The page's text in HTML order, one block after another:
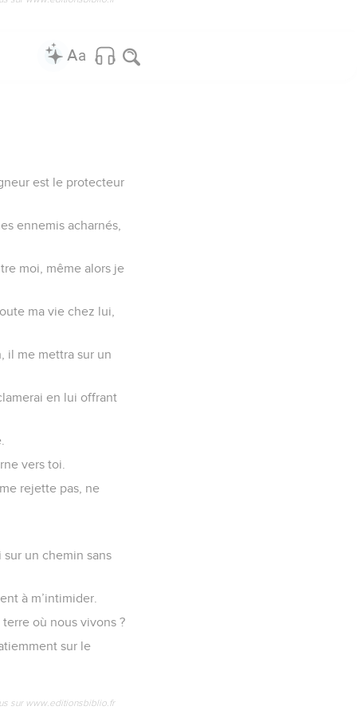
est le protecteur
ennemis acharnés,
moi, même alors je
ma vie chez lui,
il me mettra sur un
en lui offrant
vers toi.
rejette pas, ne
un chemin sans
à m’intimider.
où nous vivons ?
sur le
sur www.editionsbiblio.fr